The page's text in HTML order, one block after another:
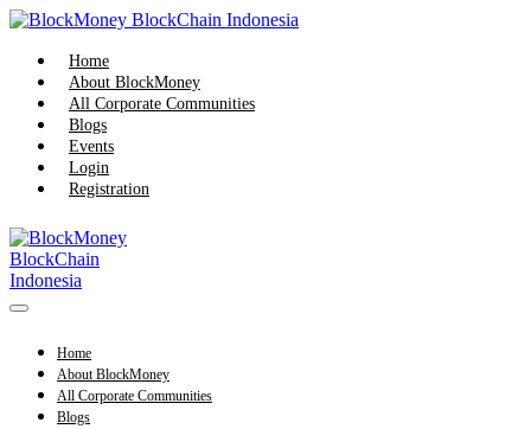
Skip
content
Home
About BlockMoney
All Corporate Communities
Blogs
Events
Login
Registration
Menu
Home
About BlockMoney
All Corporate Communities
Blogs